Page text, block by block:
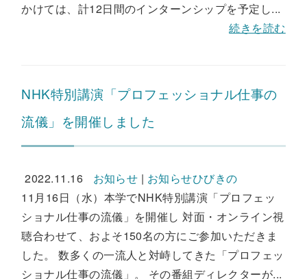
かけては、計12日間のインターンシップを予定し...
続きを読む
NHK特別講演「プロフェッショナル仕事の
流儀」を開催しました
2022.11.16 お知らせ | お知らせひびきの
11月16日（水）本学でNHK特別講演「プロフェッ
ショナル仕事の流儀」を開催し 対面・オンライン視
聴合わせて、およそ150名の方にご参加いただきま
した。 数多くの一流人と対峙してきた「プロフェッ
ショナル仕事の流儀」。 その番組ディレクターが...